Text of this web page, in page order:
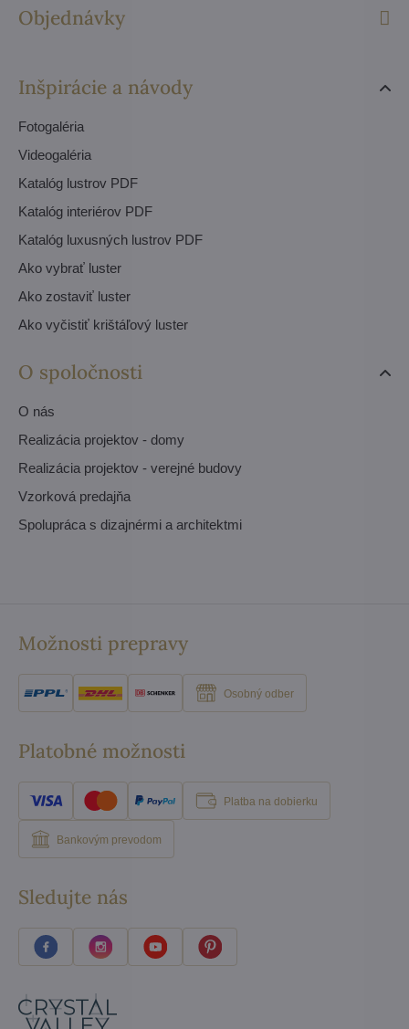
Objednávky
Inšpirácie a návody
Fotogaléria
Videogaléria
Katalóg lustrov PDF
Katalóg interiérov PDF
Katalóg luxusných lustrov PDF
Ako vybrať luster
Ako zostaviť luster
Ako vyčistiť krištáľový luster
O spoločnosti
O nás
Realizácia projektov - domy
Realizácia projektov - verejné budovy
Vzorková predajňa
Spolupráca s dizajnérmi a architektmi
Možnosti prepravy
Osobný odber
Platobné možnosti
Platba na dobierku
Bankovým prevodom
Sledujte nás